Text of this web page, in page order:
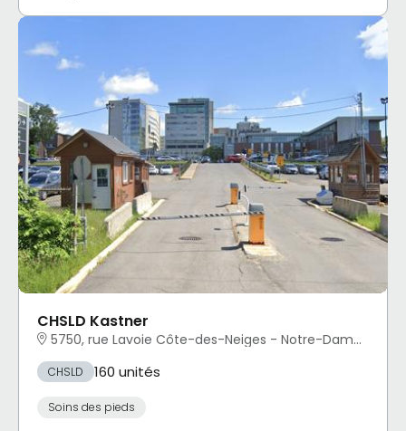
CHSLD Kastner
5750, rue Lavoie Côte-des-Neiges - Notre-Dame-de-Grâce, Montréal, QC
CHSLD 160 unités
Soins des pieds